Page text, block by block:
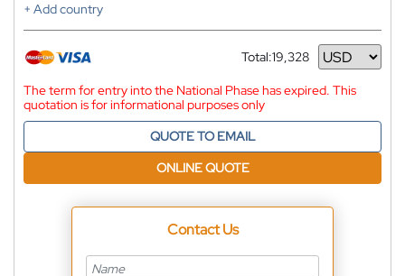
+ Add country
Total:19,328
Currency
The term for entry into the National Phase has expired. This
quotation is for informational purposes only
QUOTE TO EMAIL
ONLINE QUOTE
Contact Us